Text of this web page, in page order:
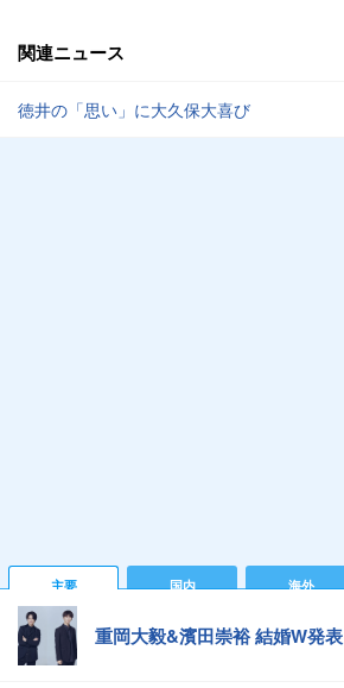
関連ニュース
徳井の「思い」に大久保大喜び
主要 国内 海外
重岡大毅&濱田崇裕 結婚W発表